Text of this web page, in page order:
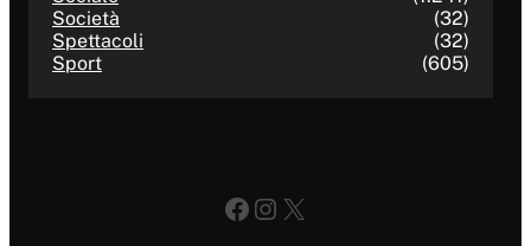
Società
(32)
Spettacoli
(32)
Sport
(605)
Facebook
Instagram
X